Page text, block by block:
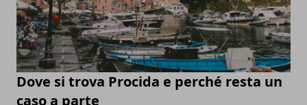
Dove si trova Procida e perché resta un
caso a parte